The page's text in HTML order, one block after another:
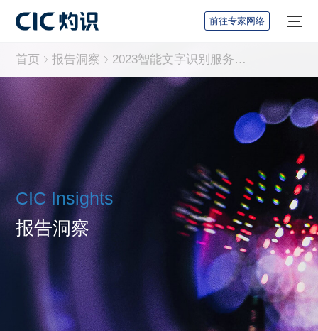
前往专家网络
CIC Insights
报告洞察
首页 报告洞察 2023智能文字识别服务行业蓝皮书